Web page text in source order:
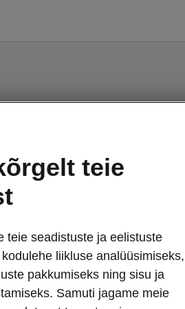
teie
teie seadistuste ja eelistuste
liikluse analüüsimiseks,
pakkumiseks ning sisu ja
Samuti jagame meie